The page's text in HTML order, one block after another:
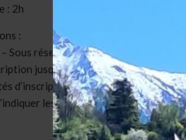
: 2h
:
Sous réserve des places disponibles
jusqu’au vendredi 13 octobre à
d’inscription au 04 79 37 86 85 ou
les nom et prénom de chaque